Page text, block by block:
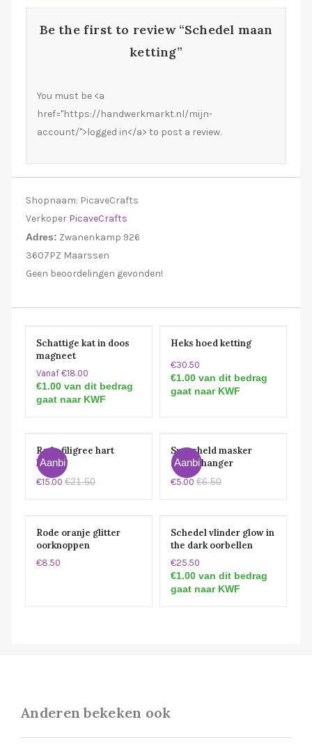
Be the first to review “Schedel maan
ketting”
You must be <a
href="https://handwerkmarkt.nl/mijn-
account/">logged in</a> to post a review.
Shopnaam: PicaveCrafts
Verkoper PicaveCrafts
Adres: Zwanenkamp 926
3607PZ Maarssen
Geen beoordelingen gevonden!
Schattige kat in doos
magneet
Vanaf €18.00
€1.00 van dit bedrag
gaat naar KWF
Heks hoed ketting
€30.50
€1.00 van dit bedrag
gaat naar KWF
Aanbi
Rode filigree hart
ketting
€15.00 €21.50
Aanbi
Superheld masker
sleutelhanger
€5.00 €6.50
Rode oranje glitter
oorknoppen
€8.50
Schedel vlinder glow in
the dark oorbellen
€25.50
€1.00 van dit bedrag
gaat naar KWF
Anderen bekeken ook